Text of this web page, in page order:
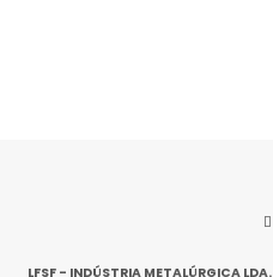
LFSF - INDÚSTRIA METALÚRGICA LDA.